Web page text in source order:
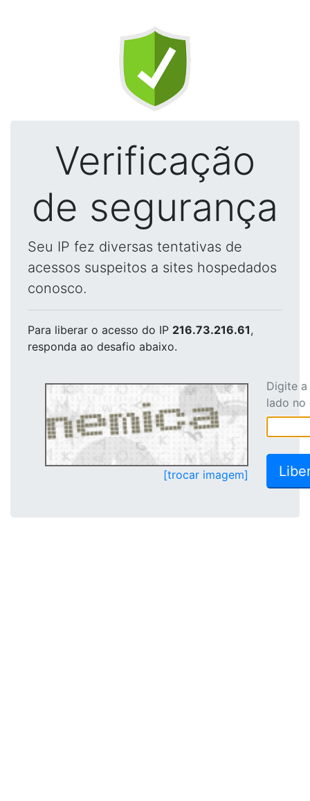
Verificação
de segurança
Seu IP fez diversas tentativas de
acessos suspeitos a sites hospedados
conosco.
Para liberar o acesso do IP 216.73.216.61,
responda ao desafio abaixo.
[trocar imagem]
Digite
lado no